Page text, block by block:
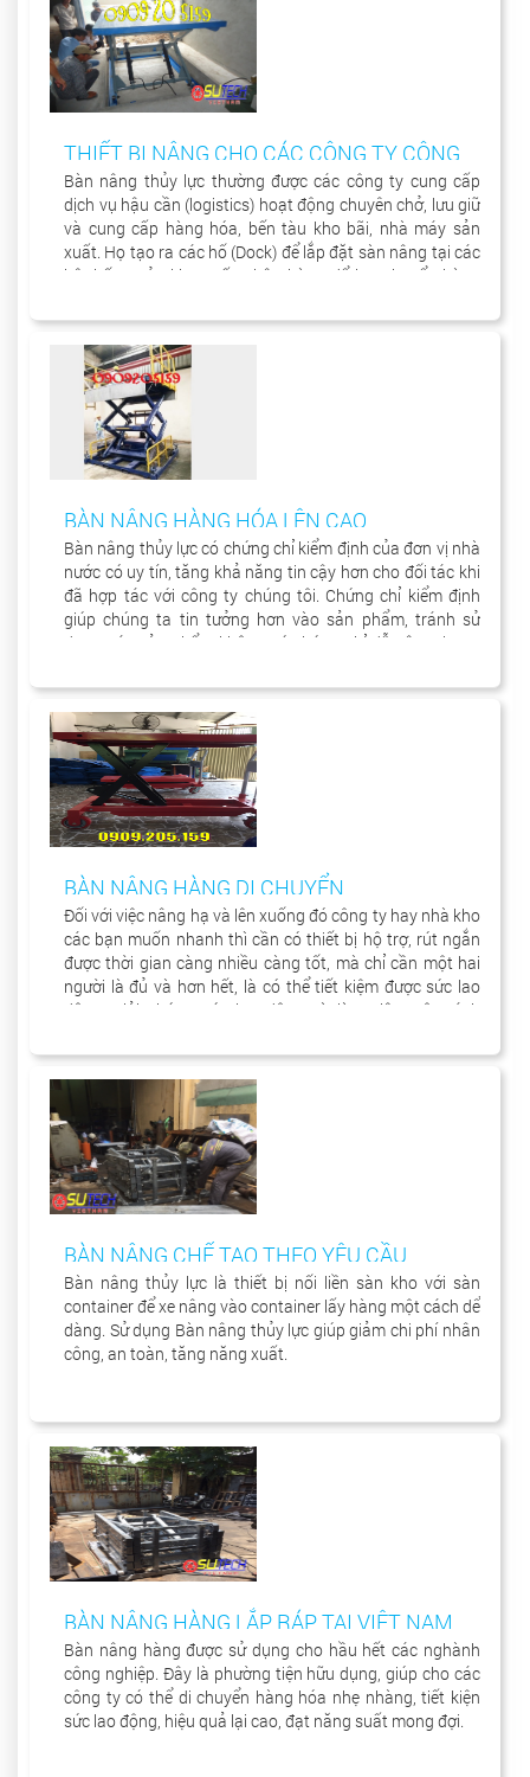
THIẾT BỊ NÂNG CHO CÁC CÔNG TY CÔNG
NGHIỆP
Bàn nâng thủy lực thường được các công ty cung cấp
dịch vụ hậu cần (logistics) hoạt động chuyên chở, lưu giữ
và cung cấp hàng hóa, bến tàu kho bãi, nhà máy sản
xuất. Họ tạo ra các hố (Dock) để lắp đặt sàn nâng tại các
hệ thống cửa kho xuất nhập hàng để lưu chuyển hàng
chuyển đến nơi khác.
BÀN NÂNG HÀNG HÓA LÊN CAO
Bàn nâng thủy lực có chứng chỉ kiểm định của đơn vị nhà
nước có uy tín, tăng khả năng tin cậy hơn cho đối tác khi
đã hợp tác với công ty chúng tôi. Chứng chỉ kiểm định
giúp chúng ta tin tưởng hơn vào sản phẩm, tránh sử
dụng các sản phẩm không có chứng chỉ dễ gây tai nạn
BÀN NÂNG HÀNG DI CHUYỂN
Đối với việc nâng hạ và lên xuống đó công ty hay nhà kho
các bạn muốn nhanh thì cần có thiết bị hộ trợ, rút ngắn
được thời gian càng nhiều càng tốt, mà chỉ cần một hai
người là đủ và hơn hết, là có thể tiết kiệm được sức lao
động, giải phóng sức lao động và làm việc một cách
BÀN NÂNG CHẾ TẠO THEO YÊU CẦU
Bàn nâng thủy lực là thiết bị nối liền sàn kho với sàn
container để xe nâng vào container lấy hàng một cách dể
dàng. Sử dụng Bàn nâng thủy lực giúp giảm chi phí nhân
công, an toàn, tăng năng xuất.
BÀN NÂNG HÀNG LẮP RÁP TẠI VIỆT NAM
Bàn nâng hàng được sử dụng cho hầu hết các nghành
công nghiệp. Đây là phường tiện hữu dụng, giúp cho các
công ty có thể di chuyển hàng hóa nhẹ nhàng, tiết kiện
sức lao động, hiệu quả lại cao, đạt năng suất mong đợi.